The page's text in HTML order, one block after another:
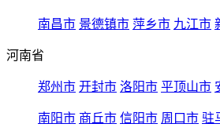
南昌市 景德镇市 萍乡市 九江市
河南省
郑州市 开封市 洛阳市 平顶山市
南阳市 商丘市 信阳市 周口市 驻